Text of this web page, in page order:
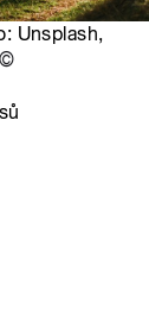
Unsplash,
©